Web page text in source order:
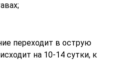
переходит в острую
на 10-14 сутки, к